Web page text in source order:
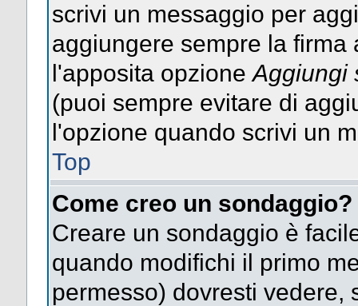
scrivi un messaggio per
aggiungere sempre la
l'apposita opzioneAggiungi
(puoi sempre evitare di
l'opzione quando scrivi un
Top
Come creo un sondaggio?
Creare un sondaggio è
quando modifichi il primo
permesso) dovresti vedere,